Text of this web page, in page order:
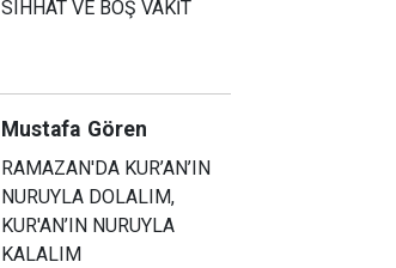
SIHHAT VE BOŞ VAKİT
Mustafa Gören
RAMAZAN'DA KUR’AN’IN
NURUYLA DOLALIM,
KUR'AN’IN NURUYLA
KALALIM